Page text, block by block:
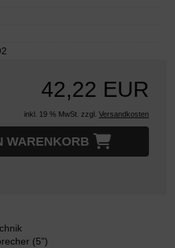
42,22 EUR
inkl. 19 % MwSt. zzgl. Versandkosten
WARENKORB
(5")